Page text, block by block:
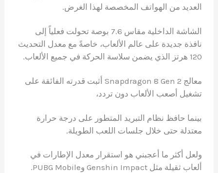
العديد من الهواتف المخصصة لهذا الغرض.
الشاشة الداخلية مقاس 7.6 بوصة تحولت فعلياً إلى
نافذة جديدة على عالم الألعاب، خاصةً مع معدل التحديث
120 هرتز الذي يضمن سلاسة الحركة في جميع الألعاب.
معالج Snapdragon 8 Gen 2 أثبت قدرته الفائقة على
تشغيل أصعب الألعاب دون تردد،
بينما حافظ نظام التبريد المتطور على درجة حرارة
معتدلة حتى خلال جلسات اللعب الطويلة.
ولعل أكثر ما أعجبني هو استقرار معدل الإطارات في
ألعاب ثقيلة مثل Genshin Impact وPUBG Mobile.